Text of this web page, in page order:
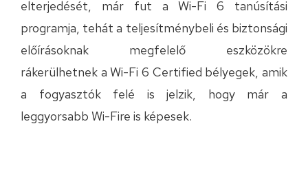
elterjedését, már fut a Wi-Fi 6 tanúsítási
programja, tehát a teljesítménybeli és biztonsági
előírásoknak megfelelő eszközökre
rákerülhetnek a Wi-Fi 6 Certified bélyegek, amik
a fogyasztók felé is jelzik, hogy már a
leggyorsabb Wi-Fire is képesek.